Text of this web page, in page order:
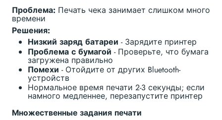
Проблема: Печать чека занимает слишком много
времени
Решения:
Низкий заряд батареи - Зарядите принтер
Проблема с бумагой - Проверьте, что бумага
загружена правильно
Помехи - Отойдите от других Bluetooth-
устройств
Нормальное время печати 2-3 секунды; если
намного медленнее, перезапустите принтер
Множественные задания печати